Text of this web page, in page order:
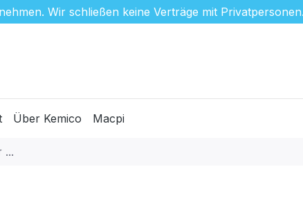
Wir schließen keine Verträge mit Privatpersonen.
Über Kemico Macpi